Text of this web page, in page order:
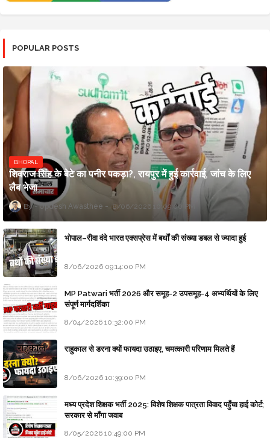
POPULAR POSTS
BHOPAL
शिवराज सिंह के बेटे का पनीर पकड़ा?, रायपुर में हुई कार्रवाई, जांच के लिए
लैब भेजा
Updesh Awasthee 8/06/2026 10:09:00 PM
भोपाल–रीवा वंदे भारत एक्सप्रेस में बर्थों की संख्या डबल से ज्यादा हुई
8/06/2026 09:14:00 PM
MP Patwari भर्ती 2026 और समूह-2 उपसमूह-4 अभ्यर्थियों के लिए
संपूर्ण मार्गदर्शिका
8/04/2026 10:32:00 PM
राहुकाल से डरना क्यों फायदा उठाइए, चमत्कारी परिणाम मिलते हैं
8/06/2026 10:39:00 PM
मध्य प्रदेश शिक्षक भर्ती 2025: विशेष शिक्षक पात्रता विवाद पहुँचा हाई कोर्ट;
सरकार से माँगा जवाब
8/05/2026 10:49:00 PM